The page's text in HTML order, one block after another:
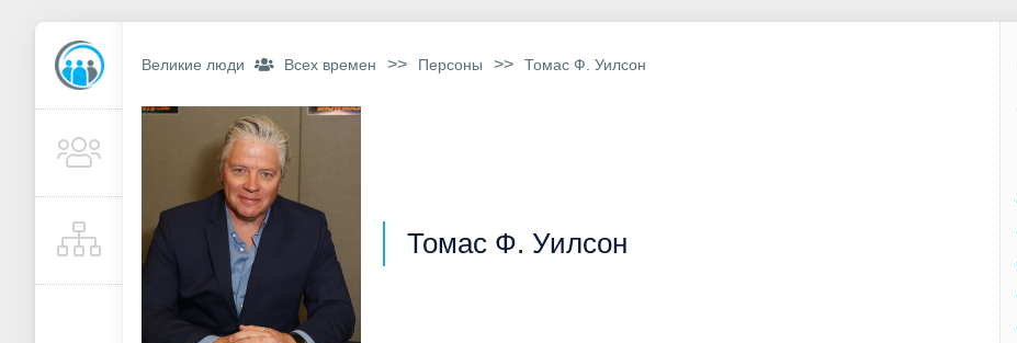
Великие люди Всех времен >> Персоны >> Томас Ф. Уилсон
Томас Ф. Уилсон